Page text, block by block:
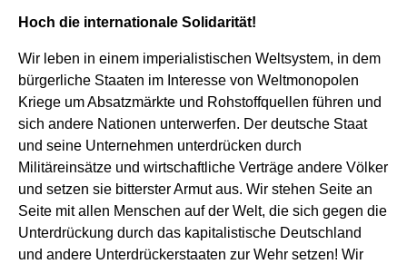
Hoch die internationale Solidarität!
Wir leben in einem imperialistischen Weltsystem, in dem
bürgerliche Staaten im Interesse von Weltmonopolen
Kriege um Absatzmärkte und Rohstoffquellen führen und
sich andere Nationen unterwerfen. Der deutsche Staat
und seine Unternehmen unterdrücken durch
Militäreinsätze und wirtschaftliche Verträge andere Völker
und setzen sie bitterster Armut aus. Wir stehen Seite an
Seite mit allen Menschen auf der Welt, die sich gegen die
Unterdrückung durch das kapitalistische Deutschland
und andere Unterdrückerstaaten zur Wehr setzen! Wir